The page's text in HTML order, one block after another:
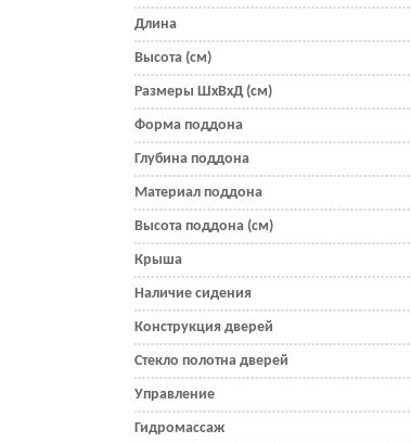
Длина
Высота (см)
Размеры ШхВхД (см)
Форма поддона
Глубина поддона
Материал поддона
Высота поддона (см)
Крыша
Наличие сидения
Конструкция дверей
Стекло полотна дверей
Управление
Гидромассаж